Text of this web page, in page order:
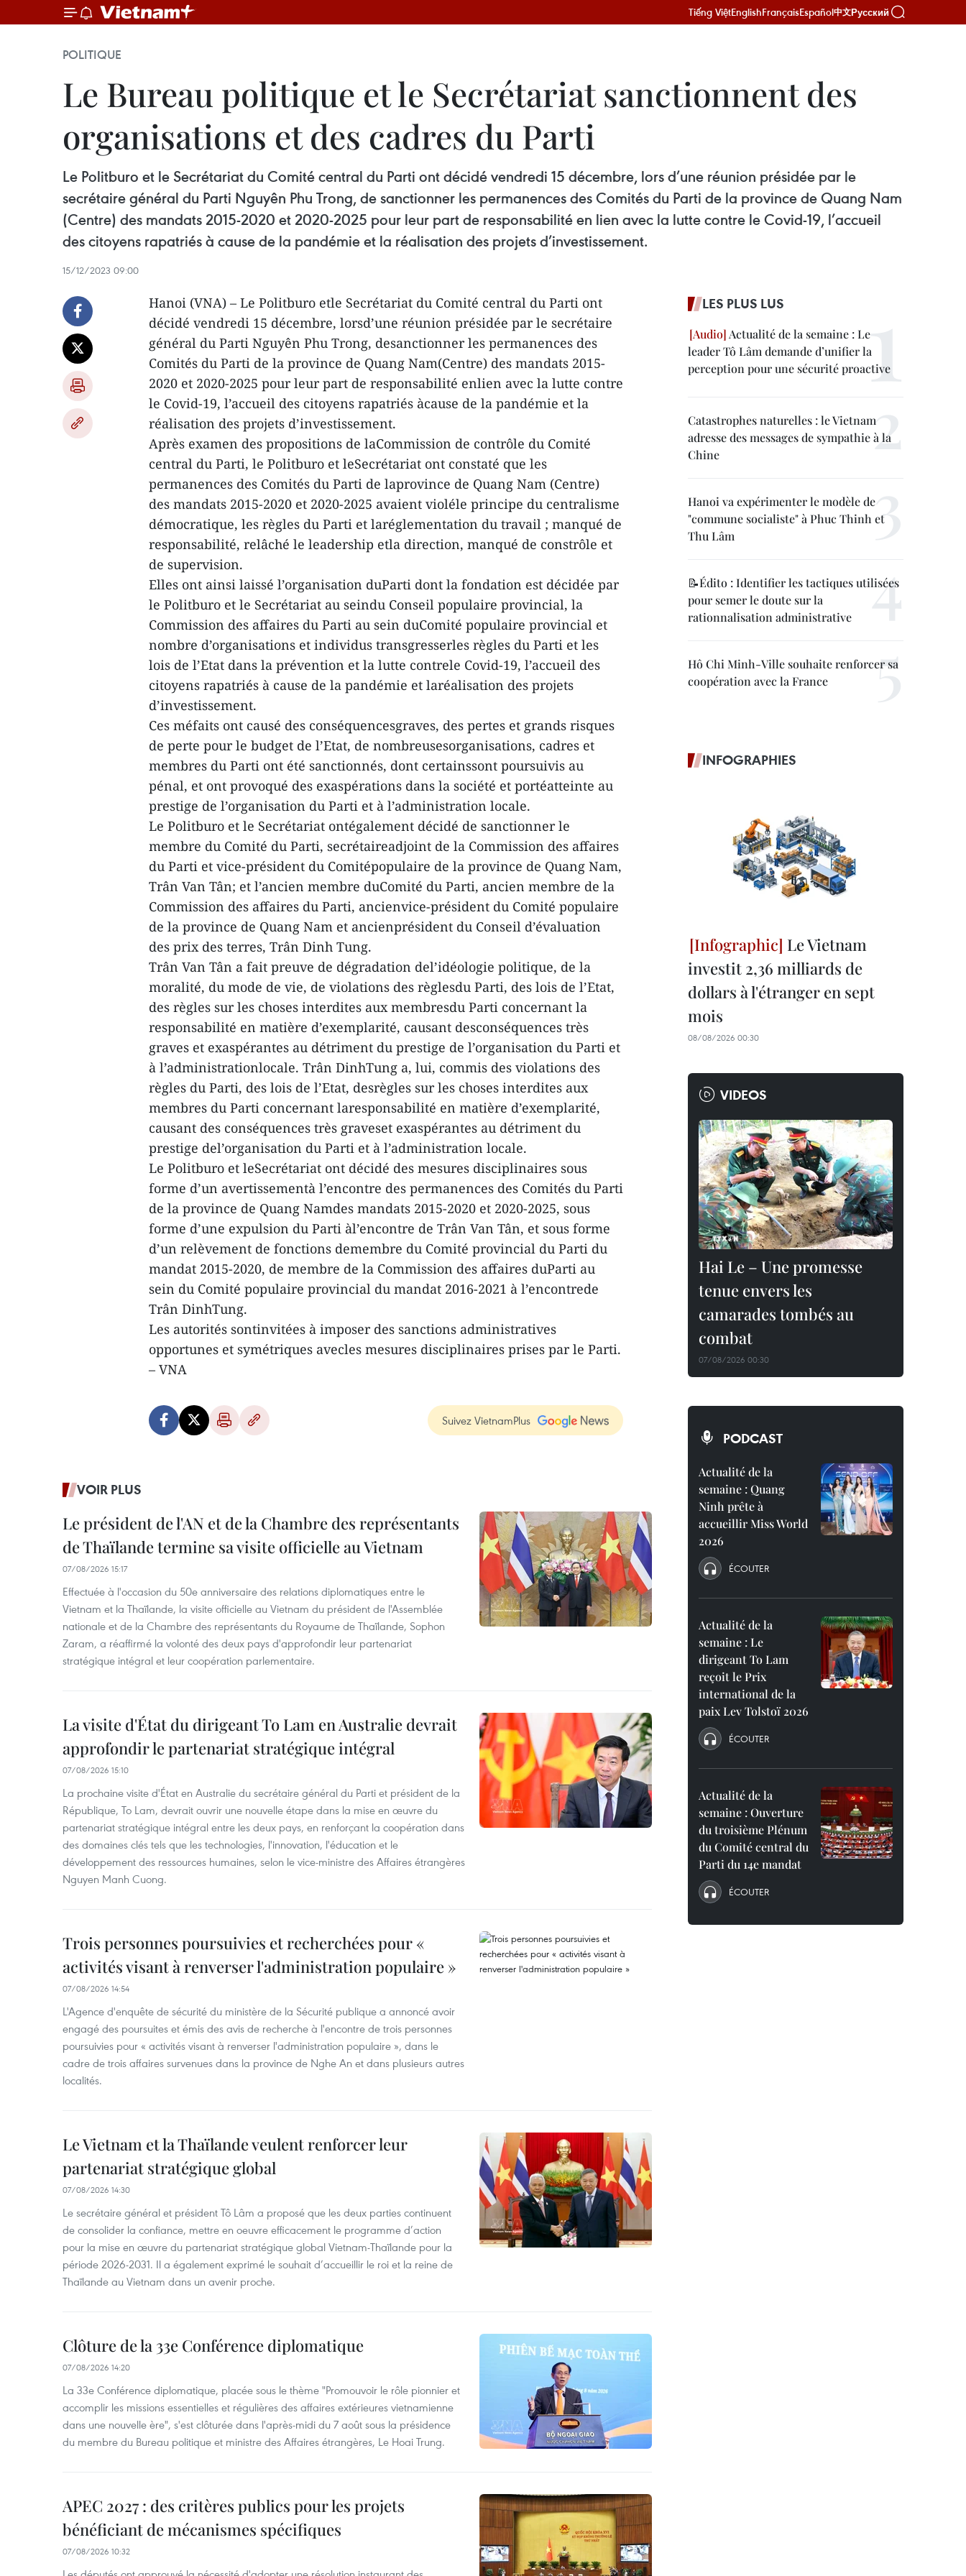
Tiếng ViệtEnglishFrançaisEspañol中文Русский
POLITIQUE
Le Bureau politique et le Secrétariat sanctionnent des
organisations et des cadres du Parti
Le Politburo et le Secrétariat du Comité central du Parti ont décidé vendredi 15 décembre, lors d’une réunion présidée par le
secrétaire général du Parti Nguyên Phu Trong, de sanctionner les permanences des Comités du Parti de la province de Quang Nam
(Centre) des mandats 2015-2020 et 2020-2025 pour leur part de responsabilité en lien avec la lutte contre le Covid-19, l’accueil
des citoyens rapatriés à cause de la pandémie et la réalisation des projets d’investissement.
15/12/2023 09:00
Hanoi (VNA) – Le Politburo etle Secrétariat du Comité central du Parti ont
décidé vendredi 15 décembre, lorsd’une réunion présidée par le secrétaire
général du Parti Nguyên Phu Trong, desanctionner les permanences des
Comités du Parti de la province de Quang Nam(Centre) des mandats 2015-
2020 et 2020-2025 pour leur part de responsabilité enlien avec la lutte contre
le Covid-19, l’accueil des citoyens rapatriés àcause de la pandémie et la
réalisation des projets d’investissement.
Après examen des propositions de laCommission de contrôle du Comité
central du Parti, le Politburo et leSecrétariat ont constaté que les
permanences des Comités du Parti de laprovince de Quang Nam (Centre)
des mandats 2015-2020 et 2020-2025 avaient violéle principe du centralisme
démocratique, les règles du Parti et laréglementation du travail ; manqué de
responsabilité, relâché le leadership etla direction, manqué de constrôle et
de supervision.
Elles ont ainsi laissé l’organisation duParti dont la fondation est décidée par
le Politburo et le Secrétariat au seindu Conseil populaire provincial, la
Commission des affaires du Parti au sein duComité populaire provincial et
nombre d’organisations et individus transgresserles règles du Parti et les
lois de l’Etat dans la prévention et la lutte contrele Covid-19, l’accueil des
citoyens rapatriés à cause de la pandémie et laréalisation des projets
d’investissement.
Ces méfaits ont causé des conséquencesgraves, des pertes et grands risques
de perte pour le budget de l’Etat, de nombreusesorganisations, cadres et
membres du Parti ont été sanctionnés, dont certainssont poursuivis au
pénal, et ont provoqué des exaspérations dans la société et portéatteinte au
prestige de l’organisation du Parti et à l’administration locale.
Le Politburo et le Secrétariat ontégalement décidé de sanctionner le
membre du Comité du Parti, secrétaireadjoint de la Commission des affaires
du Parti et vice-président du Comitépopulaire de la province de Quang Nam,
Trân Van Tân; et l’ancien membre duComité du Parti, ancien membre de la
Commission des affaires du Parti, ancienvice-président du Comité populaire
de la province de Quang Nam et ancienprésident du Conseil d’évaluation
des prix des terres, Trân Dinh Tung.
Trân Van Tân a fait preuve de dégradation del’idéologie politique, de la
moralité, du mode de vie, de violations des règlesdu Parti, des lois de l’Etat,
des règles sur les choses interdites aux membresdu Parti concernant la
responsabilité en matière d’exemplarité, causant desconséquences très
graves et exaspérantes au détriment du prestige de l’organisation du Parti et
à l’administrationlocale. Trân DinhTung a, lui, commis des violations des
règles du Parti, des lois de l’Etat, desrègles sur les choses interdites aux
membres du Parti concernant laresponsabilité en matière d’exemplarité,
causant des conséquences très graveset exaspérantes au détriment du
prestige del’organisation du Parti et à l’administration locale.
Le Politburo et leSecrétariat ont décidé des mesures disciplinaires sous
forme d’un avertissementà l’encontre des permanences des Comités du Parti
de la province de Quang Namdes mandats 2015-2020 et 2020-2025, sous
forme d’une expulsion du Parti àl’encontre de Trân Van Tân, et sous forme
d’un relèvement de fonctions demembre du Comité provincial du Parti du
mandat 2015-2020, de membre de la Commission des affaires duParti au
sein du Comité populaire provincial du mandat 2016-2021 à l’encontrede
Trân DinhTung.
Les autorités sontinvitées à imposer des sanctions administratives
opportunes et symétriques avecles mesures disciplinaires prises par le Parti.
– VNA
Suivez VietnamPlus
VOIR PLUS
Le président de l'AN et de la Chambre des représentants
de Thaïlande termine sa visite officielle au Vietnam
07/08/2026 15:17
Effectuée à l'occasion du 50e anniversaire des relations diplomatiques entre le
Vietnam et la Thaïlande, la visite officielle au Vietnam du président de l'Assemblée
nationale et de la Chambre des représentants du Royaume de Thaïlande, Sophon
Zaram, a réaffirmé la volonté des deux pays d'approfondir leur partenariat
stratégique intégral et leur coopération parlementaire.
La visite d'État du dirigeant To Lam en Australie devrait
approfondir le partenariat stratégique intégral
07/08/2026 15:10
La prochaine visite d'État en Australie du secrétaire général du Parti et président de la
République, To Lam, devrait ouvrir une nouvelle étape dans la mise en œuvre du
partenariat stratégique intégral entre les deux pays, en renforçant la coopération dans
des domaines clés tels que les technologies, l'innovation, l'éducation et le
développement des ressources humaines, selon le vice-ministre des Affaires étrangères
Nguyen Manh Cuong.
Trois personnes poursuivies et recherchées pour «
activités visant à renverser l'administration populaire »
07/08/2026 14:54
L'Agence d'enquête de sécurité du ministère de la Sécurité publique a annoncé avoir
engagé des poursuites et émis des avis de recherche à l'encontre de trois personnes
poursuivies pour « activités visant à renverser l'administration populaire », dans le
cadre de trois affaires survenues dans la province de Nghe An et dans plusieurs autres
localités.
Le Vietnam et la Thaïlande veulent renforcer leur
partenariat stratégique global
07/08/2026 14:30
Le secrétaire général et président Tô Lâm a proposé que les deux parties continuent
de consolider la confiance, mettre en oeuvre efficacement le programme d’action
pour la mise en œuvre du partenariat stratégique global Vietnam-Thaïlande pour la
période 2026-2031. Il a également exprimé le souhait d’accueillir le roi et la reine de
Thaïlande au Vietnam dans un avenir proche.
Clôture de la 33e Conférence diplomatique
07/08/2026 14:20
La 33e Conférence diplomatique, placée sous le thème "Promouvoir le rôle pionnier et
accomplir les missions essentielles et régulières des affaires extérieures vietnamienne
dans une nouvelle ère", s'est clôturée dans l'après-midi du 7 août sous la présidence
du membre du Bureau politique et ministre des Affaires étrangères, Le Hoai Trung.
APEC 2027 : des critères publics pour les projets
bénéficiant de mécanismes spécifiques
07/08/2026 10:32
LES PLUS LUS
Actualité de la semaine : Le
leader Tô Lâm demande d’unifier la
perception pour une sécurité proactive
Catastrophes naturelles : le Vietnam
adresse des messages de sympathie à la
Chine
Hanoi va expérimenter le modèle de
"commune socialiste" à Phuc Thinh et
Thu Lâm
📝Édito : Identifier les tactiques utilisées
pour semer le doute sur la
rationnalisation administrative
Hô Chi Minh-Ville souhaite renforcer sa
coopération avec la France
INFOGRAPHIES
Le Vietnam
investit 2,36 milliards de
dollars à l'étranger en sept
mois
08/08/2026 00:30
VIDEOS
Hai Le – Une promesse
tenue envers les
camarades tombés au
combat
07/08/2026 00:30
PODCAST
Actualité de la
semaine : Quang
Ninh prête à
accueillir Miss World
2026
ÉCOUTER
Actualité de la
semaine : Le
dirigeant To Lam
reçoit le Prix
international de la
paix Lev Tolstoï 2026
ÉCOUTER
Actualité de la
semaine : Ouverture
du troisième Plénum
du Comité central du
Parti du 14e mandat
ÉCOUTER